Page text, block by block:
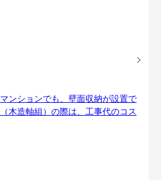
ンションでも、壁面収納が設置で
木造軸組）の際は、工事代のコス